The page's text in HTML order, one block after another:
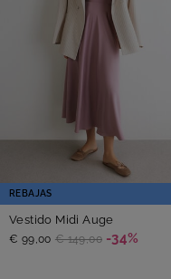
REBAJAS
Vestido Midi Auge
€ 99,00 € 149,00 -34%